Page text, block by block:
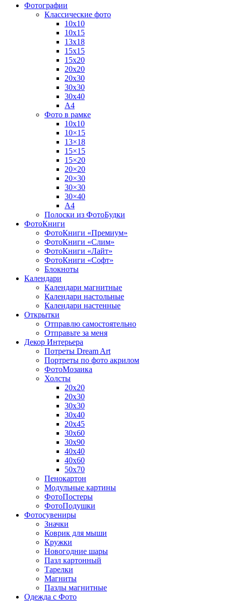
Фотографии
Классические фото
10х10
10х15
13х18
15х15
15х20
20х20
20х30
30х30
30х40
А4
Фото в рамке
10х10
10×15
13×18
15×15
15×20
20×20
20×30
30×30
30×40
A4
Полоски из ФотоБудки
ФотоКниги
ФотоКниги «Премиум»
ФотоКниги «Слим»
ФотоКниги «Лайт»
ФотоКниги «Софт»
Блокноты
Календари
Календари магнитные
Календари настольные
Календари настенные
Открытки
Отправлю самостоятельно
Отправьте за меня
Декор Интерьера
Потреты Dream Art
Портреты по фото акрилом
ФотоМозаика
Холсты
20х20
20х30
30х30
30х40
20х45
30х60
30х90
40х40
40х60
50х70
Пенокартон
Модульные картины
ФотоПостеры
ФотоПодушки
Фотоcувениры
Значки
Коврик для мыши
Кружки
Новогодние шары
Пазл картонный
Тарелки
Магниты
Пазлы магнитные
Одежда с Фото